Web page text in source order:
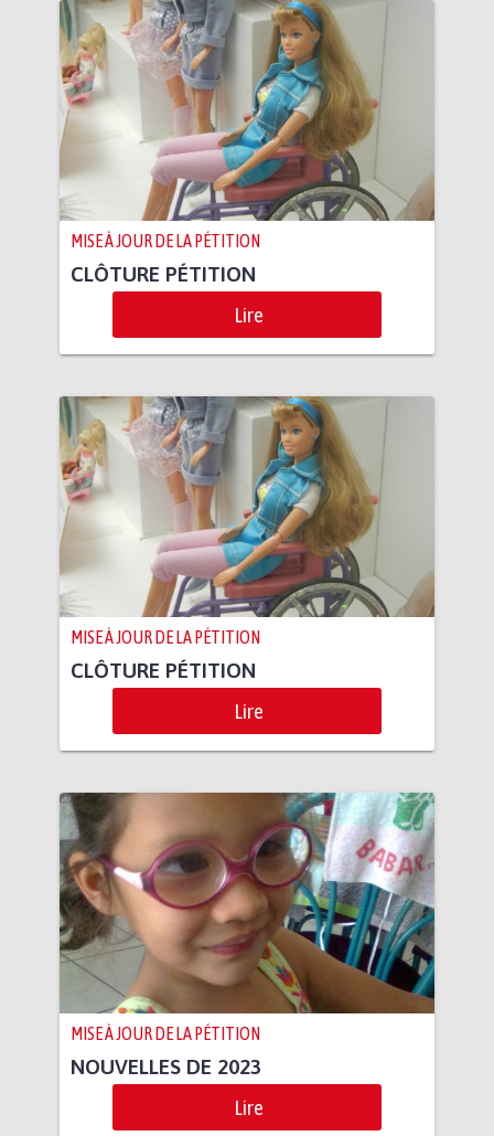
MISE À JOUR DE LA PÉTITION
CLÔTURE PÉTITION
Lire
MISE À JOUR DE LA PÉTITION
CLÔTURE PÉTITION
Lire
MISE À JOUR DE LA PÉTITION
NOUVELLES DE 2023
Lire